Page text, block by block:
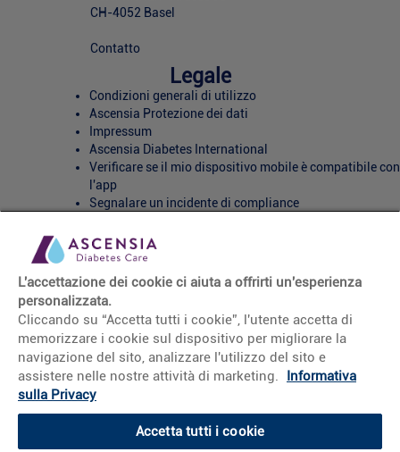
CH-4052 Basel
Contatto
Legale
Condizioni generali di utilizzo
Ascensia Protezione dei dati
Impressum
Ascensia Diabetes International
Verificare se il mio dispositivo mobile è compatibile con
l'app
Segnalare un incidente di compliance
Social Media
L'accettazione dei cookie ci aiuta a offrirti un'esperienza
personalizzata.
Cliccando su “Accetta tutti i cookie”, l'utente accetta di
memorizzare i cookie sul dispositivo per migliorare la
navigazione del sito, analizzare l'utilizzo del sito e
assistere nelle nostre attività di marketing.
Informativa
sulla Privacy
Accetta tutti i cookie